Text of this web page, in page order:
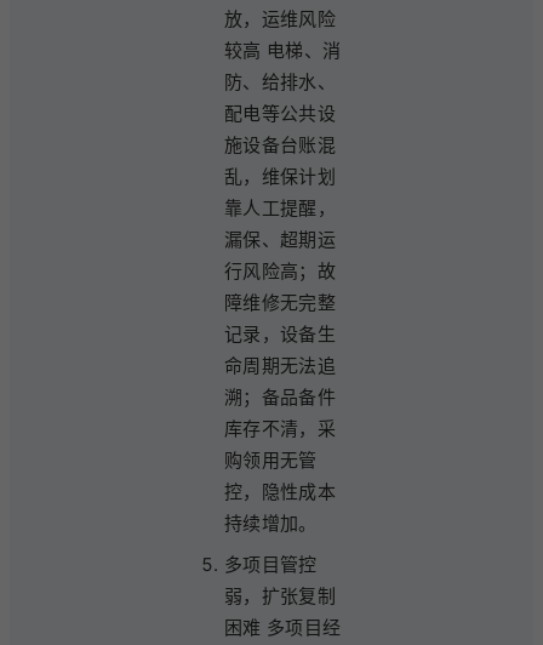
放，运维风险
较高 电梯、消
防、给排水、
配电等公共设
施设备台账混
乱，维保计划
靠人工提醒，
漏保、超期运
行风险高；故
障维修无完整
记录，设备生
命周期无法追
溯；备品备件
库存不清，采
购领用无管
控，隐性成本
持续增加。
多项目管控
弱，扩张复制
困难 多项目经